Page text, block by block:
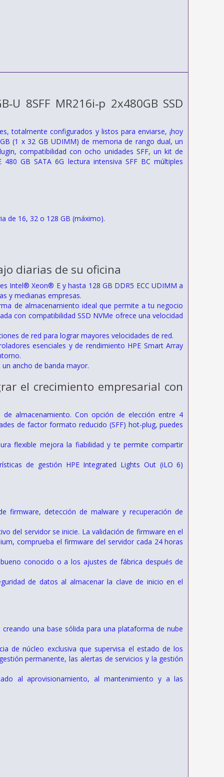
8SFF MR216i‑p 2x480GB SSD
totalmente configurados y listos para enviarse, ¡hoy
(1 x 32 GB UDIMM) de memoria de rango dual, un
compatibilidad con ocho unidades SFF, un kit de
GB SATA 6G lectura intensiva SFF BC múltiples
de 16, 32 o 128 GB (máximo).
diarias de su oficina
Intel® Xeon® E y hasta 128 GB DDR5 ECC UDIMM a
y medianas empresas.
de almacenamiento ideal que permite a tu negocio
con compatibilidad SSD NVMe ofrece una velocidad
de red para lograr mayores velocidades de red.
esenciales y de rendimiento HPE Smart Array
ancho de banda mayor.
el crecimiento empresarial con
almacenamiento. Con opción de elección entre 4
de factor formato reducido (SFF) hot-plug, puedes
flexible mejora la fiabilidad y te permite compartir
de gestión HPE Integrated Lights Out (iLO 6)
firmware, detección de malware y recuperación de
del servidor se inicie. La validación de firmware en el
comprueba el firmware del servidor cada 24 horas
conocido o a los ajustes de fábrica después de
de datos al almacenar la clave de inicio en el
una base sólida para una plataforma de nube
de núcleo exclusiva que supervisa el estado de los
permanente, las alertas de servicios y la gestión
al aprovisionamiento, al mantenimiento y a las